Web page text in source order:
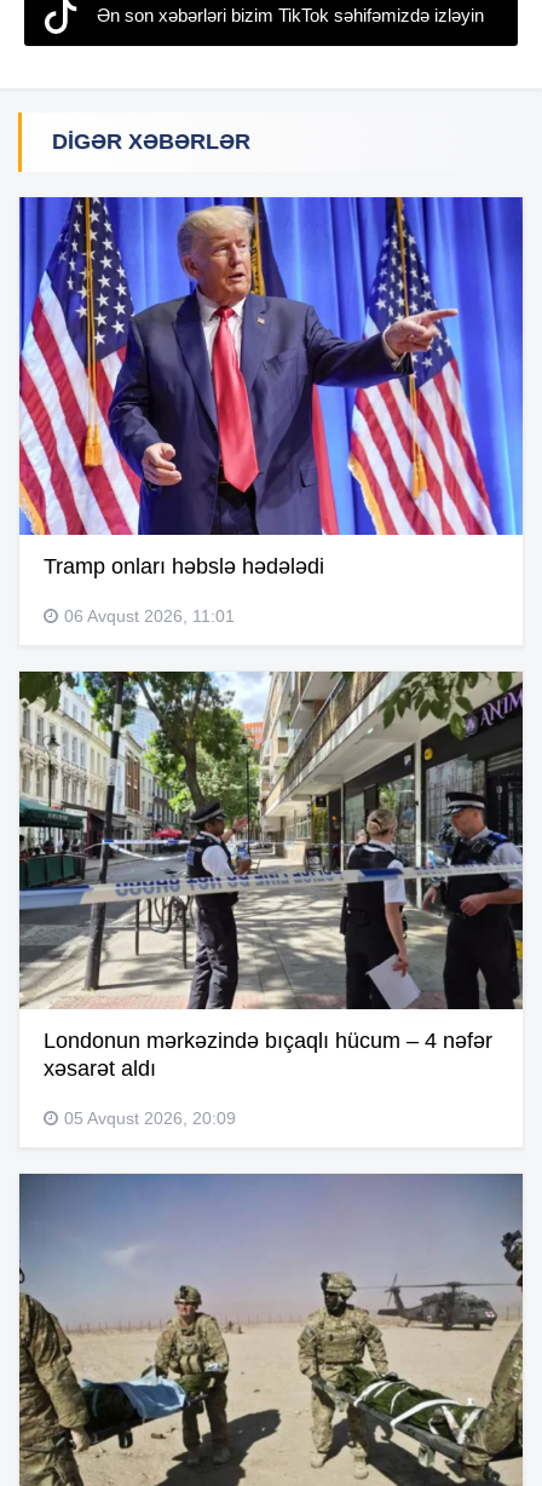
Ən son xəbərləri bizim TikTok səhifəmizdə izləyin
DIGƏR XƏBƏRLƏR
Tramp onları həbslə hədələdi
06 Avqust 2026, 11:01
Londonun mərkəzində bıçaqlı hücum – 4 nəfər
xəsarət aldı
05 Avqust 2026, 20:09